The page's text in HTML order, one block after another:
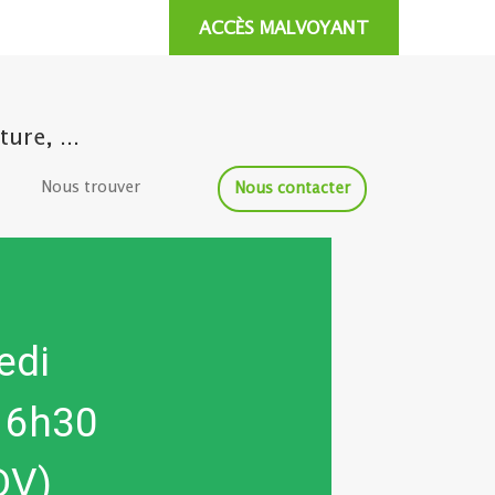
ACCÈS MALVOYANT
...
Nous trouver Nous contacter